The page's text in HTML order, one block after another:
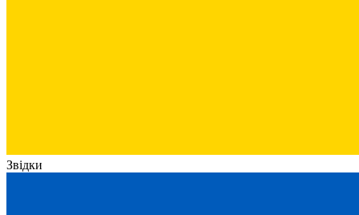
Звідки